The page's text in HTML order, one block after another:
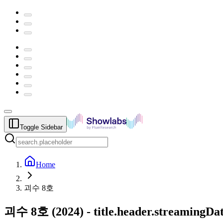
Toggle Sidebar
Home
괴수 8호
괴수 8호 (2024) -